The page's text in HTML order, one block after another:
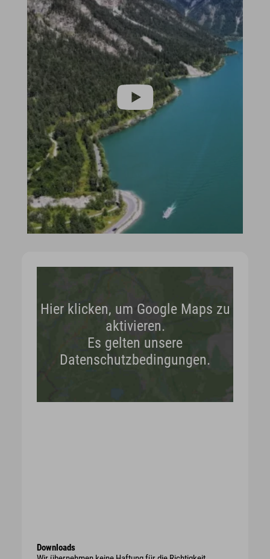
Hier klicken, um Google Maps zu
aktivieren.
Es gelten unsere
Datenschutzbedingungen.
Downloads